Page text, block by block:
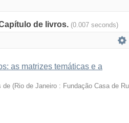
de livros. (0.007 seconds)
as matrizes temáticas e a
de (Rio de Janeiro : Fundação Casa de